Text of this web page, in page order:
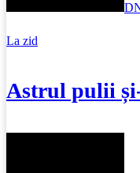
La zid
Astrul pulii